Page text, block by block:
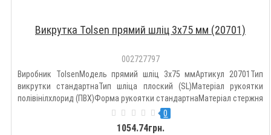
Викрутка Tolsen прямий шліц 3х75 мм (20701)
002727797
Виробник TolsenМодель прямий шліц 3х75 ммАртикул 20701Тип
викрутки стандартнаТип шліца плоский (SL)Матеріал рукоятки
полівінілхлорид (ПВХ)Форма рукоятки стандартнаМатеріал стержня
інструментальна стальДовжина 75 ммКількість викруток 1
штПлоска (Slotted/SL) 3Країна виробництва Китай..
0
1054.74грн.